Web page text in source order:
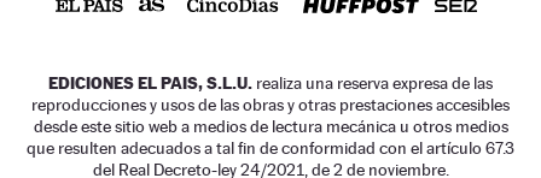
EDICIONES EL PAIS, S.L.U. realiza una reserva expresa de las
reproducciones y usos de las obras y otras prestaciones accesibles
desde este sitio web a medios de lectura mecánica u otros medios
que resulten adecuados a tal fin de conformidad con el artículo 67.3
del Real Decreto-ley 24/2021, de 2 de noviembre.